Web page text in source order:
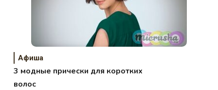
Афиша
3 модные прически для коротких
волос